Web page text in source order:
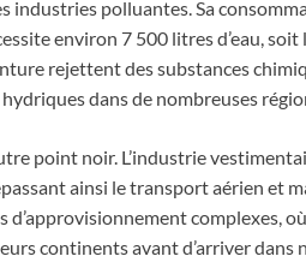
industries polluantes. Sa
environ 7 500 litres d’eau, soit
rejettent des substances
dans de nombreuses
point noir. L’industrie
ainsi le transport aérien et
complexes,
continents avant d’arriver dans